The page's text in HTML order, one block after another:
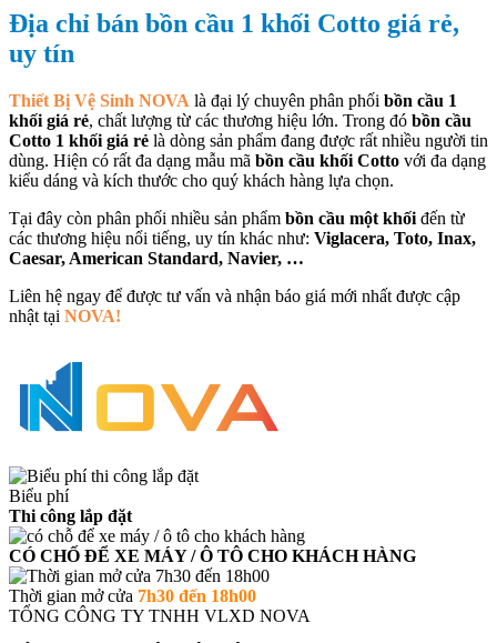
Địa chỉ bán bồn cầu 1 khối Cotto giá rẻ,
uy tín
Thiết Bị Vệ Sinh NOVA là đại lý chuyên phân phối bồn cầu 1
khối giá rẻ, chất lượng từ các thương hiệu lớn. Trong đó bồn cầu
Cotto 1 khối giá rẻ là dòng sản phẩm đang được rất nhiều người tin
dùng. Hiện có rất đa dạng mẫu mã bồn cầu khối Cotto với đa dạng
kiểu dáng và kích thước cho quý khách hàng lựa chọn.
Tại đây còn phân phối nhiều sản phẩm bồn cầu một khối đến từ
các thương hiệu nổi tiếng, uy tín khác như: Viglacera, Toto, Inax,
Caesar, American Standard, Navier, …
Liên hệ ngay để được tư vấn và nhận báo giá mới nhất được cập
nhật tại NOVA!
Biểu phí
Thi công lắp đặt
CÓ CHỐ ĐỂ XE MÁY / Ô TÔ CHO KHÁCH HÀNG
Thời gian mở cửa 7h30 đến 18h00
TỔNG CÔNG TY TNHH VLXD NOVA